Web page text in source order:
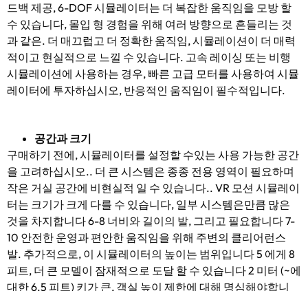
드백 제공, 6-DOF 시뮬레이터는 더 복잡한 움직임을 모방 할
수 있습니다, 몰입 형 경험을 위해 여러 방향으로 흔들리는 것
과 같은. 더 매끄럽고 더 정확한 움직임, 시뮬레이션이 더 매력
적이고 현실적으로 느낄 수 있습니다. 고속 레이싱 또는 비행
시뮬레이션에 사용하는 경우, 빠른 고급 모터를 사용하여 시뮬
레이터에 투자하십시오, 반응적인 움직임이 필수적입니다.
공간과 크기
구매하기 전에, 시뮬레이터를 설정할 수있는 사용 가능한 공간
을 고려하십시오.. 더 큰 시스템은 종종 전용 영역이 필요하며
작은 거실 공간에 비현실적 일 수 있습니다.. VR 모션 시뮬레이
터는 크기가 크게 다를 수 있습니다, 일부 시스템은만큼 많은
것을 차지합니다 6-8 너비와 길이의 발, 그리고 필요합니다 7-
10 안전한 운영과 편안한 움직임을 위해 주변의 클리어런스
발. 추가적으로, 이 시뮬레이터의 높이는 범위입니다 5 에게 8
피트, 더 큰 모델이 잠재적으로 도달 할 수 있습니다 2 미터 (~에
대한 6.5 피트) 키가 큰, 객실 높이 제한에 대해 명심해야합니